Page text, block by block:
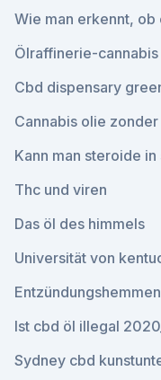
Wie man erkennt, ob
Ölraffinerie-cannabis
Cbd dispensary
Cannabis olie
Kann man steroide
Thc und viren
Das öl des himmels
Universität von
Ist cbd öl illegal 2020_
Sydney cbd